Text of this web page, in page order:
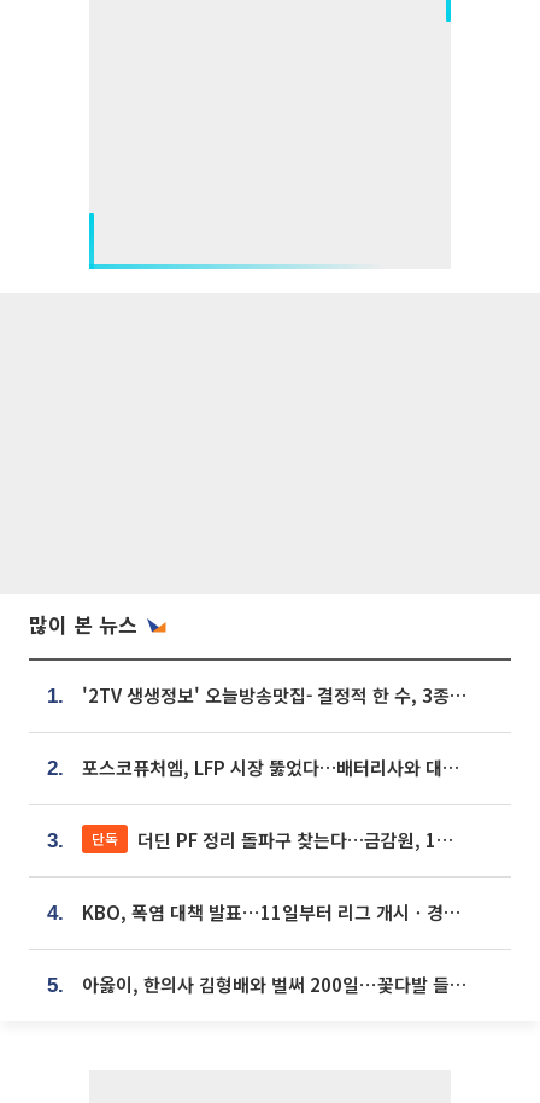
많이 본 뉴스
1. '2TV 생생정보' 오늘방송맛집- 결정적 한 수, 3종 메밀면! 메밀 소바 맛집 '의○○○○'
2. 포스코퓨처엠, LFP 시장 뚫었다…배터리사와 대규모 장기 공급 합의
3. 단독 더딘 PF 정리 돌파구 찾는다…금감원, 1년 반 만에 매각설명회 재개
4. KBO, 폭염 대책 발표⋯11일부터 리그 개시ㆍ경기 오후 7시 시작
5. 아옳이, 한의사 김형배와 벌써 200일⋯꽃다발 들고 "프러포즈 아냐"